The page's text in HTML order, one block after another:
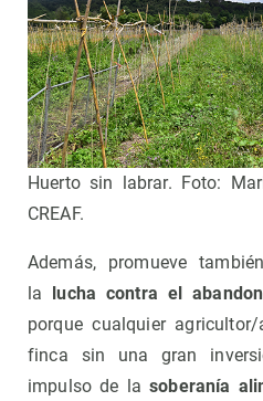
Huerto sin labrar. Foto:
CREAF.
Además, promueve
la lucha contra el
porque cualquier
finca sin una gran
impulso de la soberanía